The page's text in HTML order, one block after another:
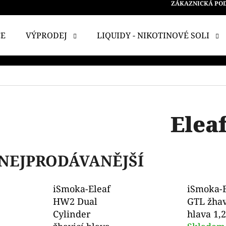
ZÁKAZNICKÁ
VÝPRODEJ LIQUIDY - NIKOTINOVÉ SOLI
iSmoka-Eleaf
HW2 Dual
Cylinder
iSmoka-
GTL
hlava
NAJÍT?
DOPORUČUJEME